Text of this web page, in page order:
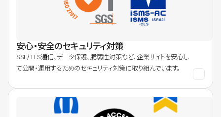
安心・安全のセキュリティ対策
SSL/TLS通信、データ保護、脆弱性対策など、企業サイトを安心し
て公開・運用するためのセキュリティ対策に取り組んでいます。